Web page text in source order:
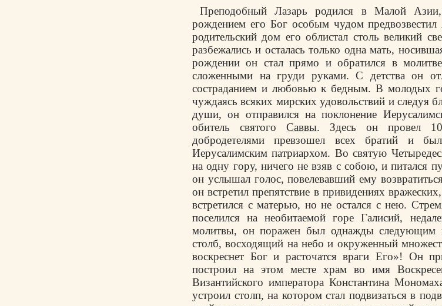
Преподобный Лазарь родился в Малой
рождением его Бог особым чудом предвозвестил
родительский дом его облистал столь великий
разбежались и осталась только одна мать,
рождении он стал прямо и обратился в
сложенными на груди руками. С детства он
состраданием и любовью к бедным. В молодых
чуждаясь всяких мирских удовольствий и следуя
души, он отправился на поклонение
обитель святого Саввы. Здесь он провел
добродетелями превзошел всех братий и
Иерусалимским патриархом. Во святую
на одну гору, ничего не взяв с собою, и питался
он услышал голос, повелевавший ему
он встретил препятствие в привидениях
встретился с матерью, но не остался с нею.
поселился на необитаемой горе Галисий,
молитвы, он поражен был однажды следующим
столб, восходящий на небо и окруженный
воскреснет Бог и расточатся враги Его»! Он
построил на этом месте храм во имя
Византийского императора Константина
устроил столп, на котором стал подвизаться в